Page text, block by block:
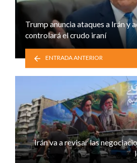
Trump anuncia ataques a Irán y
controlará el crudo iraní
ENTRADA ANTERIOR
Irán va a revisar las